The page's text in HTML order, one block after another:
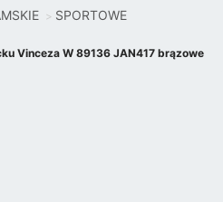
SPORTOWE
Vinceza W 89136 JAN417 brązowe